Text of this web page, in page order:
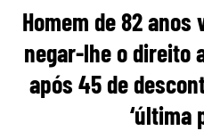
Homem de 82 anos
negar-lhe o direito
após 45 de
‘última